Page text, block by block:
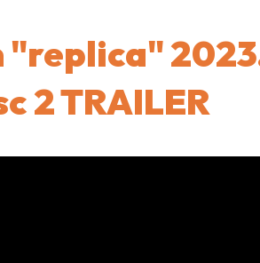
"replica"
2 TRAILER